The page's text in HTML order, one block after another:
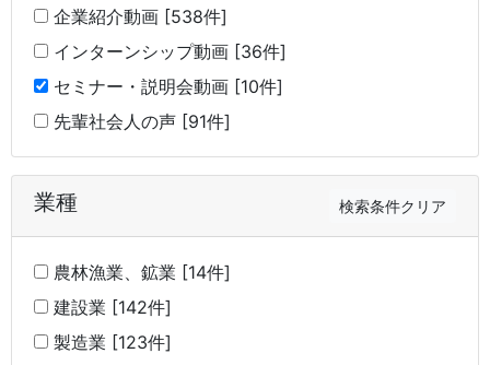
企業紹介動画 [538件]
インターンシップ動画 [36件]
セミナー・説明会動画 [10件]
先輩社会人の声 [91件]
業種 検索条件クリア
農林漁業、鉱業 [14件]
建設業 [142件]
製造業 [123件]